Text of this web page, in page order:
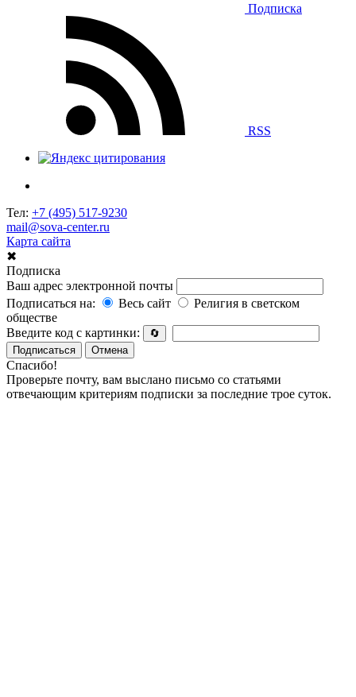
Подписка
RSS
Тел: +7 (495) 517-9230
mail@sova-center.ru
Карта сайта
✖
Подписка
Ваш адрес электронной почты
Подписаться на:
Весь сайт
Религия в светском
обществе
Введите код с картинки:
🔄
Подписаться
Отмена
Спасибо!
Проверьте почту, вам выслано письмо со статьями
отвечающим критериям подписки за последние трое суток.